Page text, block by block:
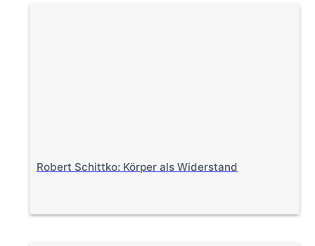
Robert Schittko: Körper als Widerstand